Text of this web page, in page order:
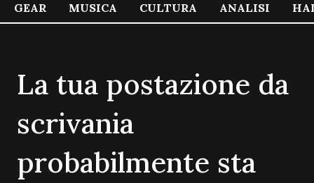
GEAR MUSICA CULTURA ANALISI
La tua postazione da
scrivania
probabilmente sta